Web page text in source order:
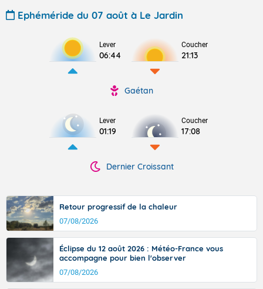
Ephéméride du 07 août à Le Jardin
Lever
06:44
Coucher
21:13
Gaétan
Lever
01:19
Coucher
17:08
Dernier Croissant
Retour progressif de la chaleur
07/08/2026
Éclipse du 12 août 2026 : Météo-France vous
accompagne pour bien l'observer
07/08/2026